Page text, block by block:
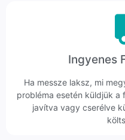
Ingyenes
Ha messze laksz, mi
probléma esetén küldjük
javítva vagy cserélve